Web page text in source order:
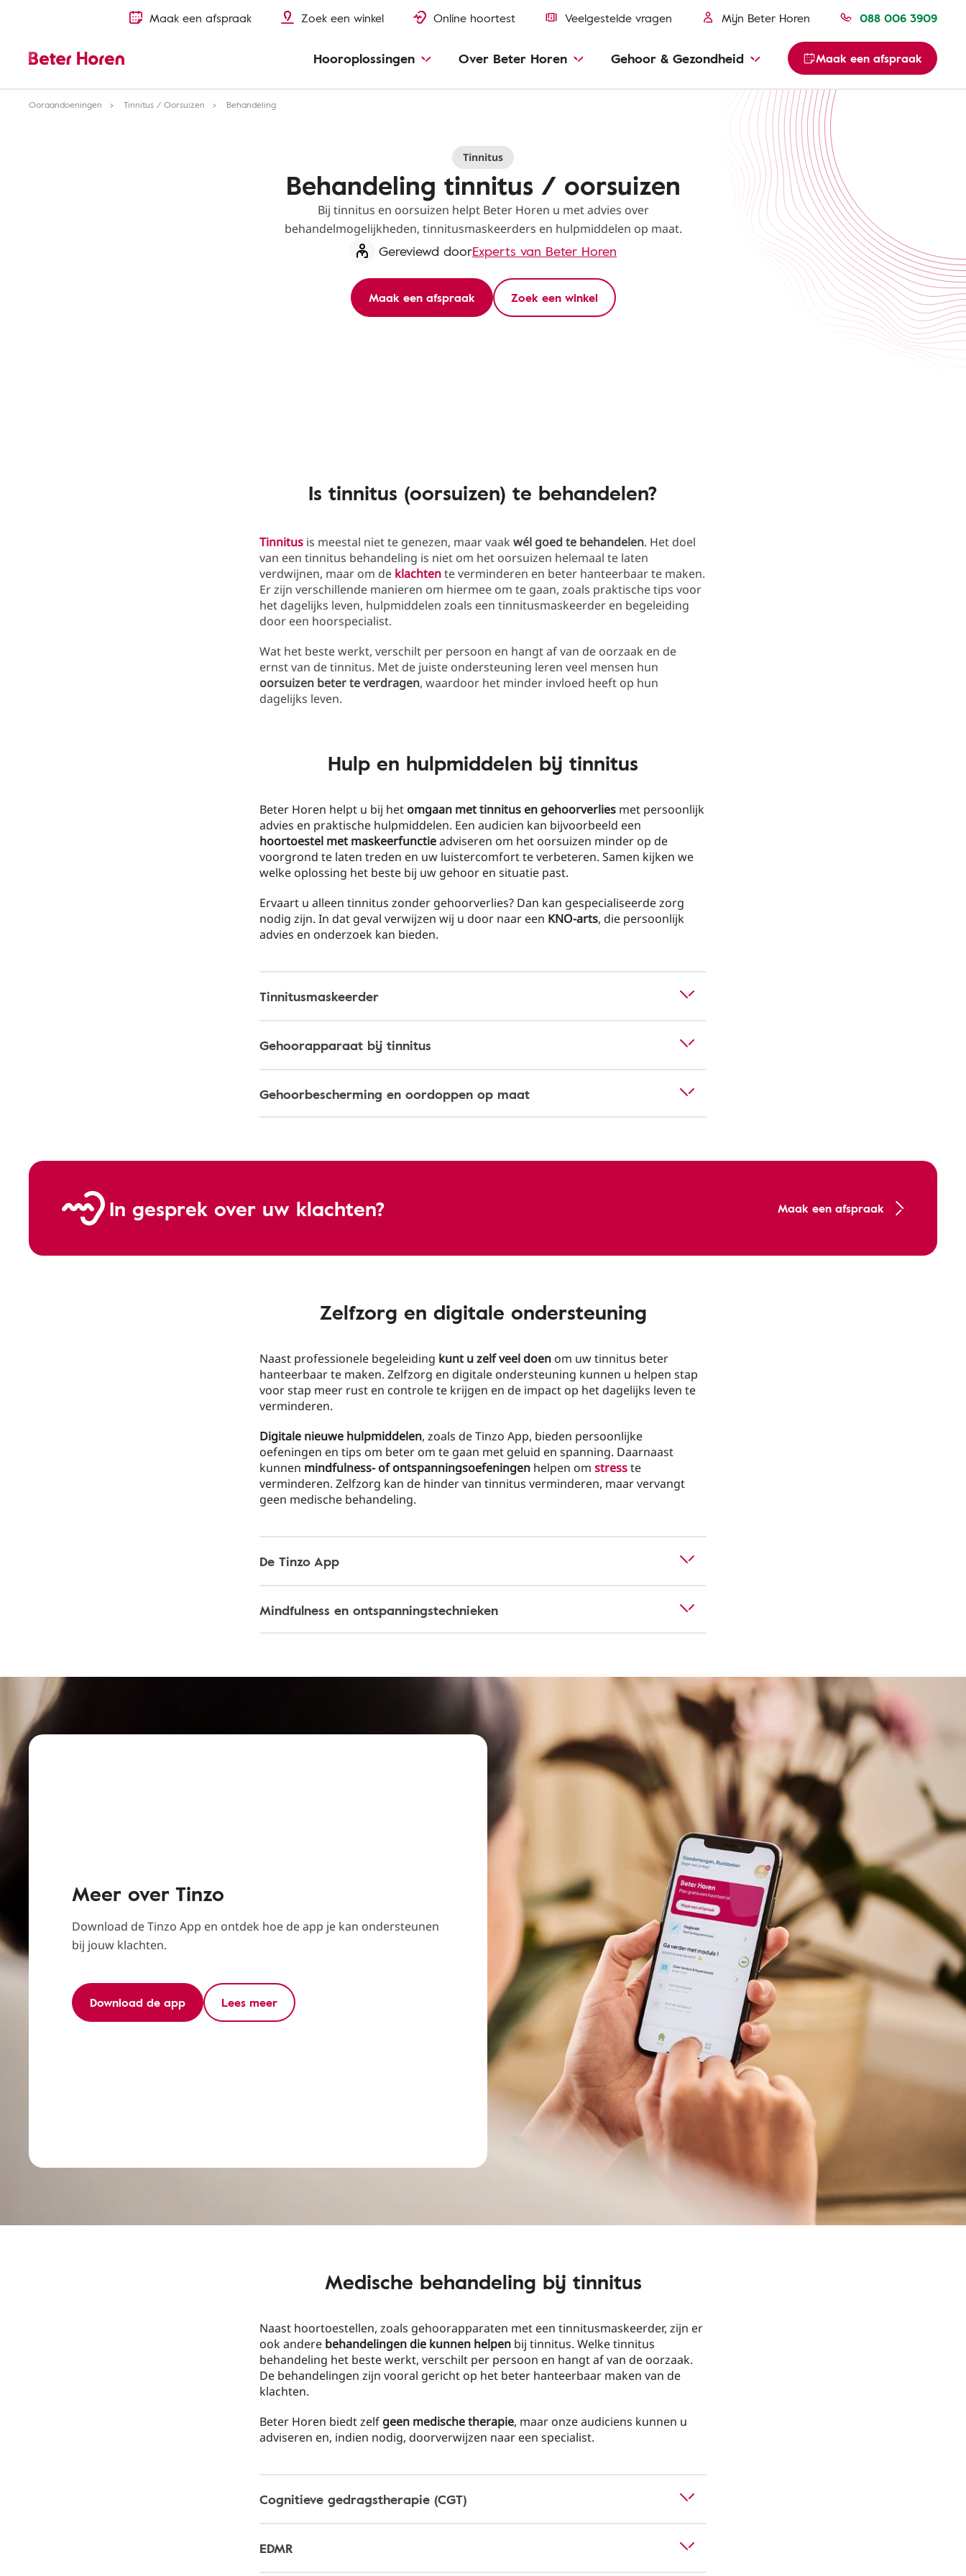
Maak een afspraak Zoek een winkel Online hoortest Veelgestelde vragen Mijn Beter Horen 088 006 3909
Hooroplossingen Over Beter Horen Gehoor & Gezondheid Maak een afspraak
Ooraandoeningen Tinnitus / Oorsuizen Behandeling
Tinnitus
Behandeling tinnitus / oorsuizen
Bij tinnitus en oorsuizen helpt Beter Horen u met advies over
behandelmogelijkheden, tinnitusmaskeerders en hulpmiddelen op maat.
Gereviewd doorExperts van Beter Horen
Maak een afspraak Zoek een winkel
Is tinnitus (oorsuizen) te behandelen?
Tinnitus is meestal niet te genezen, maar vaak wél goed te behandelen. Het doel
van een tinnitus behandeling is niet om het oorsuizen helemaal te laten
verdwijnen, maar om de klachtente verminderen en beter hanteerbaar te maken.
Er zijn verschillende manieren om hiermee om te gaan, zoals praktische tips voor
het dagelijks leven, hulpmiddelen zoals een tinnitusmaskeerder en begeleiding
door een hoorspecialist.
Wat het beste werkt, verschilt per persoon en hangt af van de oorzaak en de
ernst van de tinnitus. Met de juiste ondersteuning leren veel mensen hun
oorsuizen beter te verdragen, waardoor het minder invloed heeft op hun
dagelijks leven.
Hulp en hulpmiddelen bij tinnitus
Beter Horen helpt u bij het omgaan met tinnitus en gehoorverlies met persoonlijk
advies en praktische hulpmiddelen. Een audicien kan bijvoorbeeld een
hoortoestel met maskeerfunctieadviseren om het oorsuizen minder op de
voorgrond te laten treden en uw luistercomfort te verbeteren. Samen kijken we
welke oplossing het beste bij uw gehoor en situatie past.
Ervaart u alleen tinnitus zonder gehoorverlies? Dan kan gespecialiseerde zorg
nodig zijn. In dat geval verwijzen wij u door naar een KNO-arts, die persoonlijk
advies en onderzoek kan bieden.
Tinnitusmaskeerder
Gehoorapparaat bij tinnitus
Gehoorbescherming en oordoppen op maat
In gesprek over uw klachten? Maak een afspraak
Zelfzorg en digitale ondersteuning
Naast professionele begeleiding kunt u zelf veel doenom uw tinnitus beter
hanteerbaar te maken. Zelfzorg en digitale ondersteuning kunnen u helpen stap
voor stap meer rust en controle te krijgen en de impact op het dagelijks leven te
verminderen.
Digitale nieuwe hulpmiddelen, zoals de Tinzo App, bieden persoonlijke
oefeningen en tips om beter om te gaan met geluid en spanning. Daarnaast
kunnen mindfulness- of ontspanningsoefeningen helpen om stresste
verminderen. Zelfzorg kan de hinder van tinnitus verminderen, maar vervangt
geen medische behandeling.
De Tinzo App
Mindfulness en ontspanningstechnieken
Meer over Tinzo
Download de Tinzo App en ontdek hoe de app je kan ondersteunen
bij jouw klachten.
Download de app Lees meer
Medische behandeling bij tinnitus
Naast hoortoestellen, zoals gehoorapparaten met een tinnitusmaskeerder, zijn er
ook andere behandelingen die kunnen helpen bij tinnitus. Welke tinnitus
behandeling het beste werkt, verschilt per persoon en hangt af van de oorzaak.
De behandelingen zijn vooral gericht op het beter hanteerbaar maken van de
klachten.
Beter Horen biedt zelfgeen medische therapie, maar onze audiciens kunnen u
adviseren en, indien nodig, doorverwijzen naar een specialist.
Cognitieve gedragstherapie (CGT)
EDMR